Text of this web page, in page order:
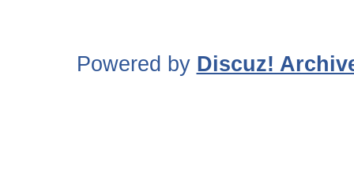
Powered by Discuz!